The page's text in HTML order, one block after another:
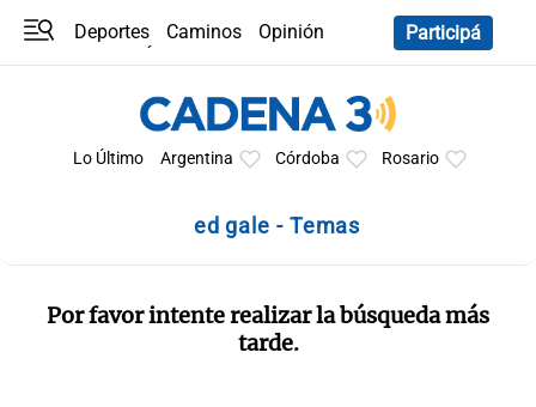
Deportes Caminos
Opinión
Participá
Lo Último Argentina Córdoba Rosario
ed gale - Temas
Por favor intente realizar la búsqueda más
tarde.